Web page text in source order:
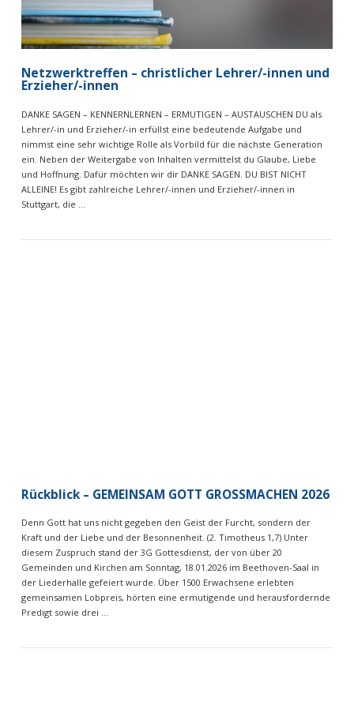
Netzwerktreffen – christlicher Lehrer/-innen und
Erzieher/-innen
DANKE SAGEN – KENNERNLERNEN – ERMUTIGEN – AUSTAUSCHEN DU als
Lehrer/-in und Erzieher/-in erfüllst eine bedeutende Aufgabe und
nimmst eine sehr wichtige Rolle als Vorbild für die nächste Generation
ein. Neben der Weitergabe von Inhalten vermittelst du Glaube, Liebe
und Hoffnung. Dafür möchten wir dir DANKE SAGEN. DU BIST NICHT
ALLEINE! Es gibt zahlreiche Lehrer/-innen und Erzieher/-innen in
Stuttgart, die …
Rückblick – GEMEINSAM GOTT GROSSMACHEN 2026
Denn Gott hat uns nicht gegeben den Geist der Furcht, sondern der
Kraft und der Liebe und der Besonnenheit. (2. Timotheus 1,7) Unter
diesem Zuspruch stand der 3G Gottesdienst, der von über 20
Gemeinden und Kirchen am Sonntag, 18.01.2026 im Beethoven-Saal in
der Liederhalle gefeiert wurde. Über 1500 Erwachsene erlebten
gemeinsamen Lobpreis, hörten eine ermutigende und herausfordernde
Predigt sowie drei …